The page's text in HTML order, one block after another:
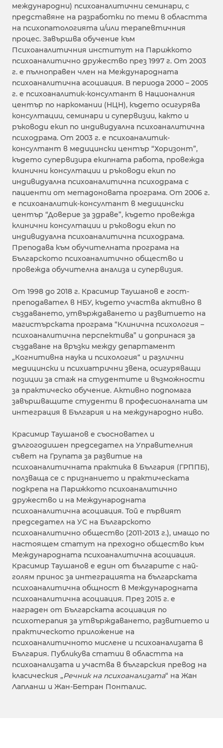
международни) психоаналитични семинари, с
представяне на разработки по теми в областта
на психопатологията и/или терапевтичния
процес. Завършва обучение към
Психоаналитичния институт на Парижкото
психоаналитично дружество през 1997 г. От 2003
г. е пълноправен член на Международната
психоаналитична асоциация. В периода 2000 – 2005
г. е психоаналитик-консултант в Националния
център по наркомании (НЦН), където осигурява
консултации, семинари и супервизии, както и
ръководи екип по индивидуална психоаналитична
психодрама. От 2003 г. е психоаналитик-
консултант в медицински център “Хоризонт”,
където супервизира екипната работа, провежда
клинични консултации и ръководи екип по
индивидуална психоаналитична психодрама с
пациенти от метадоновата програма. От 2006 г.
е психоаналитик-консултант в медицински
център “Доверие за здраве”, където провежда
клинични консултации и ръководи екип по
индивидуална психоаналитична психодрама.
Преподава към обучителната програма на
Българското психоаналитично общество и
провежда обучителна анализа и супервизия.
От 1998 до 2018 г. Красимир Таушанов е гост-
преподавател в НБУ, където участва активно в
създаването, утвърждаването и развитието на
магистърската програма “Клинична психология –
психоаналитична перспектива” и допринася за
създаване на връзки между департамент
„Когнитивна наука и психология“ и различни
медицински и психиатрични звена, осигуряващи
позиции за стаж на студентите и възможности
за практическо обучение. Активно подпомага
завършващите студенти в професионалната им
интеграция в България и на международно ниво.
Красимир Таушанов е съосновател и
дългогодишен председател на Управителния
съвет на Групата за развитие на
психоаналитичната практика в България (ГРППБ),
ползваща се с признанието и практическата
подкрепа на Парижкото психоаналитично
дружество и на Международната
психоаналитична асоциация. Той е първият
председател на УС на Българското
психоаналитично общество (2011-2013 г.), имащо по
настоящем статут на преходно общество към
Международната психоаналитична асоциация.
Красимир Таушанов е един от българите с най-
голям принос за интеграцията на българската
психоаналитична общност в Международната
психоаналитична асоциация. През 2015 г. е
награден от Българската асоциация по
психотерапия за утвърждаването, развитието и
практическото приложение на
психоаналитичното мислене и психоанализата в
България. Публикува статии в областта на
психоанализата и участва в българския превод на
класическия „Речник на психоанализата“ на Жан
Лапланш и Жан-Бетран Понталис.